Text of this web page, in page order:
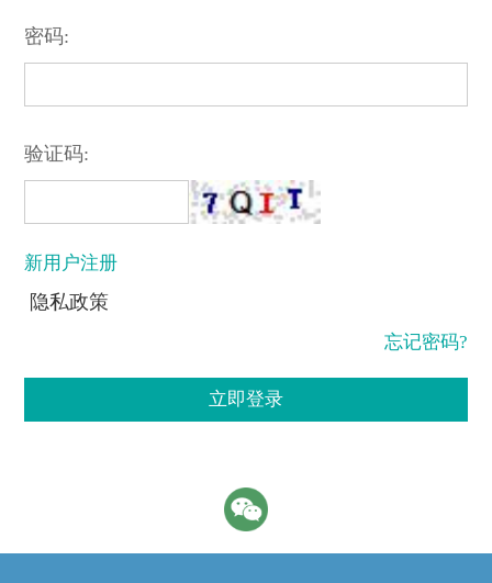
密码:
验证码:
新用户注册
隐私政策
忘记密码?
立即登录